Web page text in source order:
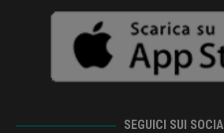
SEGUICI SUI